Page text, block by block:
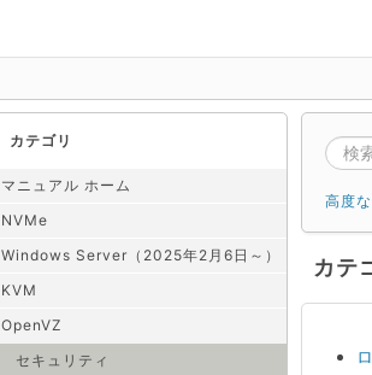
カテゴリ
マニュアル ホーム
NVMe
Windows Server（2025年2月6日～）
KVM
OpenVZ
セキュリティ
高度
カテ